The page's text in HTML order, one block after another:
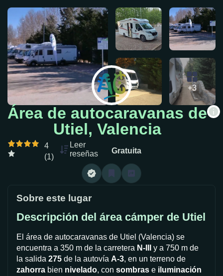
+3
Área de autocaravanas de
Utiel, Valencia
4
(1)
Leer
reseñas
Gratuita
Sobre este lugar
Descripción del área cámper de Utiel
El área de autocaravanas de Utiel (Valencia) se
encuentra a 350 m de la carretera N-III
y a 750 m de
la salida 275 de la autovía A-3, en un terreno de
zahorra bien nivelado, con sombras e iluminación